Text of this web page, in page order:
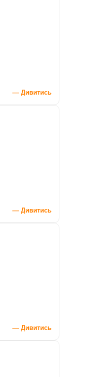
— Дивитись
— Дивитись
— Дивитись